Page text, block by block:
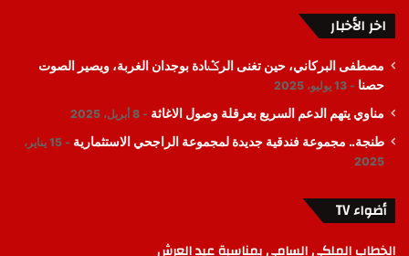
اخر الأخبار
مصطفى البركاني، حين تغنى الرݣادة بوجدان الغربة، ويصير الصوت
حصنا
13 يوليو، 2025
مناوي يتهم الدعم السريع بعرقلة وصول الاغاثة 8 أبريل، 2025
طنجة.. مجموعة فندقية جديدة لمجموعة الراجحي الاستثمارية
15 يناير،
2025
أضواء TV
الخطاب الملكي السامي بمناسبة عيد العرش